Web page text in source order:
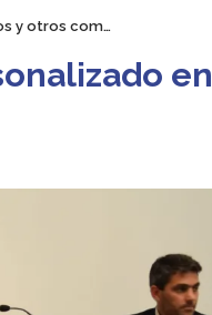
y otros com…
en